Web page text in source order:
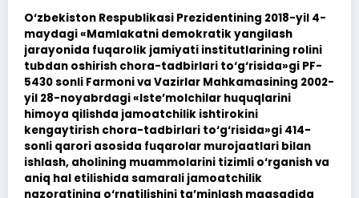
O‘zbekiston Respublikasi Prezidentining 2018-yil 4-
maydagi «Mamlakatni demokratik yangilash
jarayonida fuqarolik jamiyati institutlarining rolini
tubdan oshirish chora-tadbirlari to‘g‘risida»gi PF-
5430 sonli Farmoni va Vazirlar Mahkamasining 2002-
yil 28-noyabrdagi «Iste’molchilar huquqlarini
himoya qilishda jamoatchilik ishtirokini
kengaytirish chora-tadbirlari to‘g‘risida»gi 414-
sonli qarori asosida fuqarolar murojaatlari bilan
ishlash, aholining muammolarini tizimli o‘rganish va
aniq hal etilishida samarali jamoatchilik
nazoratining o‘rnatilishini ta’minlash maqsadida